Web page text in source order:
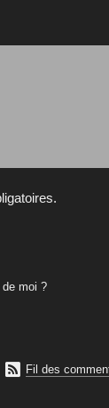
moi ?
 Fil des